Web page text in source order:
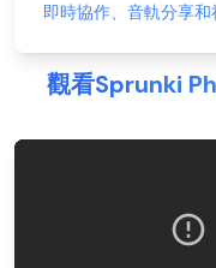
即時協作、音軌分享
觀看Sprunki